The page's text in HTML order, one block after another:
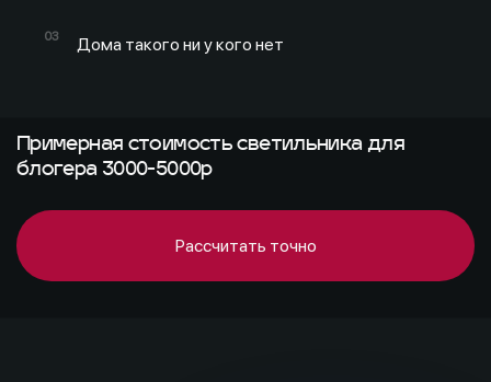
Дома такого ни у кого нет
Примерная стоимость светильника для
блогера 3000-5000р
Рассчитать точно